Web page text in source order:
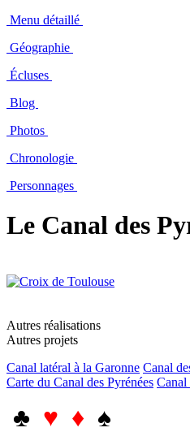
Menu détaillé
Géographie
Écluses
Blog
Photos
Chronologie
Personnages
Le Canal des
Autres réalisations
Autres projets
Canal latéral à la Garonne Canal
Carte du Canal des Pyrénées
♣ ♥ ♦ ♠